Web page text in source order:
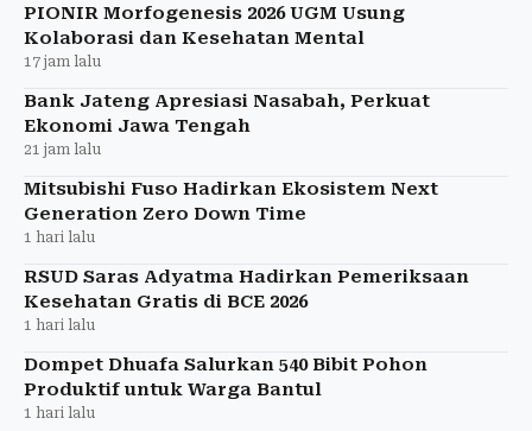
PIONIR Morfogenesis 2026 UGM Usung
Kolaborasi dan Kesehatan Mental
17 jam lalu
Bank Jateng Apresiasi Nasabah, Perkuat
Ekonomi Jawa Tengah
21 jam lalu
Mitsubishi Fuso Hadirkan Ekosistem Next
Generation Zero Down Time
1 hari lalu
RSUD Saras Adyatma Hadirkan Pemeriksaan
Kesehatan Gratis di BCE 2026
1 hari lalu
Dompet Dhuafa Salurkan 540 Bibit Pohon
Produktif untuk Warga Bantul
1 hari lalu